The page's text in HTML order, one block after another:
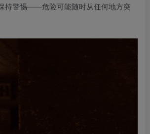
持警惕——危险可能随时从任何地方突